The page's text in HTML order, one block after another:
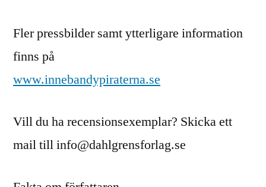
Fler pressbilder samt ytterligare information
finns på
www.innebandypiraterna.se
Vill du ha recensionsexemplar? Skicka ett
mail till info@dahlgrensforlag.se